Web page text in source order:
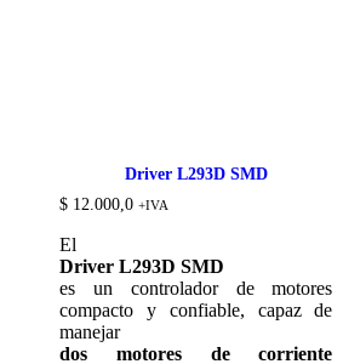
Driver L293D SMD
$ 12.000,0 +IVA
El
Driver L293D SMD
es un controlador de motores
compacto y confiable, capaz de
manejar
dos motores de corriente